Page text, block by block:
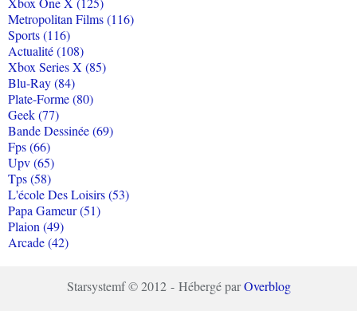
Metropolitan Films (116)
Sports (116)
Actualité (108)
Xbox Series X (85)
Blu-Ray (84)
Plate-Forme (80)
Geek (77)
Bande Dessinée (69)
Fps (66)
Upv (65)
Tps (58)
L'école Des Loisirs (53)
Papa Gameur (51)
Plaion (49)
Arcade (42)
Starsystemf © 2012 - Hébergé parOverblog